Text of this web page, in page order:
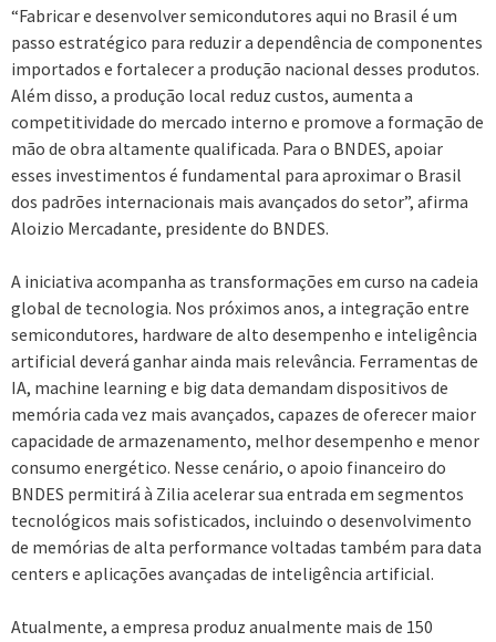
“Fabricar e desenvolver semicondutores aqui no Brasil é um
passo estratégico para reduzir a dependência de componentes
importados e fortalecer a produção nacional desses produtos.
Além disso, a produção local reduz custos, aumenta a
competitividade do mercado interno e promove a formação de
mão de obra altamente qualificada. Para o BNDES, apoiar
esses investimentos é fundamental para aproximar o Brasil
dos padrões internacionais mais avançados do setor”, afirma
Aloizio Mercadante, presidente do BNDES.
A iniciativa acompanha as transformações em curso na cadeia
global de tecnologia. Nos próximos anos, a integração entre
semicondutores, hardware de alto desempenho e inteligência
artificial deverá ganhar ainda mais relevância. Ferramentas de
IA, machine learning e big data demandam dispositivos de
memória cada vez mais avançados, capazes de oferecer maior
capacidade de armazenamento, melhor desempenho e menor
consumo energético. Nesse cenário, o apoio financeiro do
BNDES permitirá à Zilia acelerar sua entrada em segmentos
tecnológicos mais sofisticados, incluindo o desenvolvimento
de memórias de alta performance voltadas também para data
centers e aplicações avançadas de inteligência artificial.
Atualmente, a empresa produz anualmente mais de 150